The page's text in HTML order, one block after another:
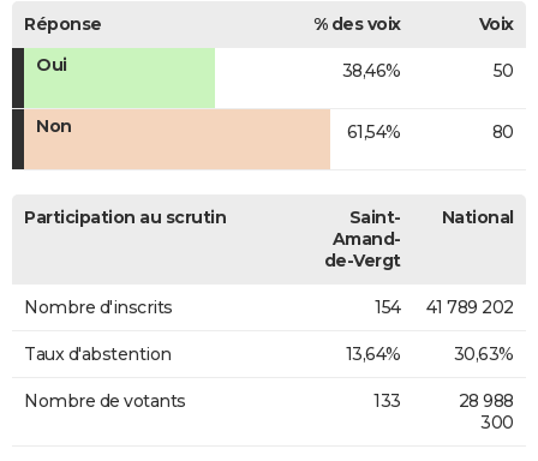
Réponse % des voix
Voix
Oui
38,46% 50
Non 61,54% 80
Participation au scrutin
Saint-
Amand-
de-Vergt
National
Nombre d'inscrits 154 41 789 202
Taux d'abstention 13,64% 30,63%
Nombre de votants 133
28 988
300